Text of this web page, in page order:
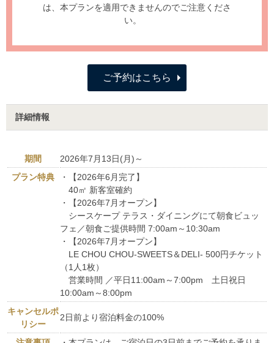
は、本プランを適用できませんのでご注意くださ
い。
ご予約はこちら
詳細情報
期間
2026年7月13日(月)～
プラン特典
・【2026年6月完了】
40㎡ 新客室確約
・【2026年7月オープン】
シースケープ テラス・ダイニングにて朝食ビュッ
フェ／朝食ご提供時間 7:00am～10:30am
・【2026年7月オープン】
LE CHOU CHOU-SWEETS＆DELI- 500円チケット
（1人1枚）
営業時間 ／平日11:00am～7:00pm 土日祝日
10:00am～8:00pm
キャンセルポ
リシー
2日前より宿泊料金の100%